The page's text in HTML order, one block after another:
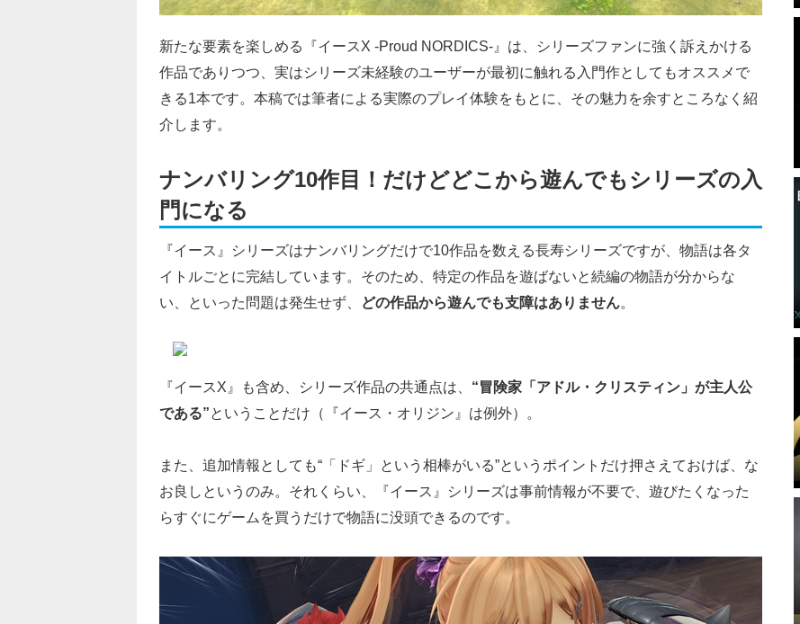
新たな要素を楽しめる『イースX -Proud NORDICS-』は、シリーズファンに強く訴えかける
作品でありつつ、実はシリーズ未経験のユーザーが最初に触れる入門作としてもオススメ で
きる1本です。本稿では筆者による実際のプレイ体験をもとに、その魅力を余すところなく紹
介します。
ナンバリング10作目！だけどどこから遊んでもシリーズの入
門になる
『イース』シリーズはナンバリングだけで10作品を数える長寿シリーズですが、 物語は各タ
イトルごとに完結しています。そのため、特定の作品を遊ばないと続編の物語が分からな
い、といった問題は発生せず、
どの作品から遊んでも支障はありません。
『イースX』も含め、シリーズ作品の共通点は、 “冒険家「アドル・クリスティン」が主人公
である”ということだけ（『イース・オリジン』は例外）。
また、追加情報としても“「ドギ」という相棒がいる”というポイントだけ押さえておけば、な
お良しというのみ。それくらい、『イース』シリーズは事前情報が不要で、遊びたくなった
らすぐにゲームを買うだけで物語に没頭できるのです。